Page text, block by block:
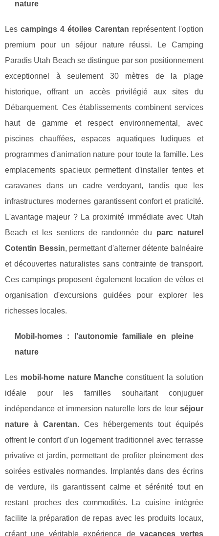
nature
Les campings 4 étoiles Carentan représentent l'option
premium pour un séjour nature réussi. Le Camping
Paradis Utah Beach se distingue par son positionnement
exceptionnel à seulement 30 mètres de la plage
historique, offrant un accès privilégié aux sites du
Débarquement. Ces établissements combinent services
haut de gamme et respect environnemental, avec
piscines chauffées, espaces aquatiques ludiques et
programmes d'animation nature pour toute la famille. Les
emplacements spacieux permettent d'installer tentes et
caravanes dans un cadre verdoyant, tandis que les
infrastructures modernes garantissent confort et praticité.
L'avantage majeur ? La proximité immédiate avec Utah
Beach et les sentiers de randonnée du parc naturel
Cotentin Bessin, permettant d'alterner détente balnéaire
et découvertes naturalistes sans contrainte de transport.
Ces campings proposent également location de vélos et
organisation d'excursions guidées pour explorer les
richesses locales.
Mobil-homes : l'autonomie familiale en pleine
nature
Les mobil-home nature Manche constituent la solution
idéale pour les familles souhaitant conjuguer
indépendance et immersion naturelle lors de leur séjour
nature à Carentan. Ces hébergements tout équipés
offrent le confort d'un logement traditionnel avec terrasse
privative et jardin, permettant de profiter pleinement des
soirées estivales normandes. Implantés dans des écrins
de verdure, ils garantissent calme et sérénité tout en
restant proches des commodités. La cuisine intégrée
facilite la préparation de repas avec les produits locaux,
créant une véritable expérience devacances vertes